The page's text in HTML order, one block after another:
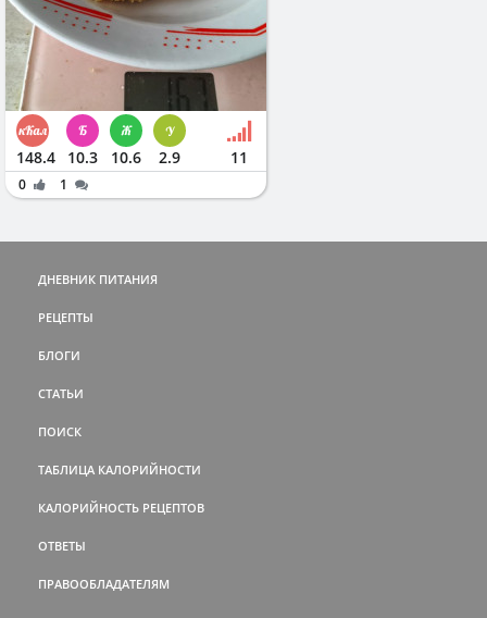
148.4 10.3 10.6 2.9 11
0 1
ДНЕВНИК ПИТАНИЯ
РЕЦЕПТЫ
БЛОГИ
СТАТЬИ
ПОИСК
ТАБЛИЦА КАЛОРИЙНОСТИ
КАЛОРИЙНОСТЬ РЕЦЕПТОВ
ОТВЕТЫ
ПРАВООБЛАДАТЕЛЯМ